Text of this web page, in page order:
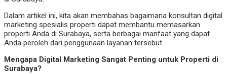
Dalam artikel ini, kita akan membahas bagaimana konsultan digital
marketing spesialis properti dapat membantu memasarkan
properti Anda di Surabaya, serta berbagai manfaat yang dapat
Anda peroleh dari penggunaan layanan tersebut.
Mengapa Digital Marketing Sangat Penting untuk Properti di
Surabaya?